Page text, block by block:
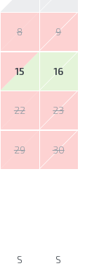
8 9
15 16
22 23
29 30
S S